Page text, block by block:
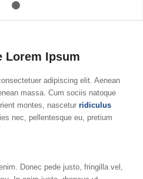
Lorem Ipsum
adipiscing elit. Aenean
massa. Cum sociis natoque
montes, nascetur ridiculus
nec, pellentesque eu, pretium
Donec pede justo, fringilla vel,